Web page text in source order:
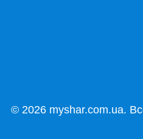
© 2026 myshar.com.ua.